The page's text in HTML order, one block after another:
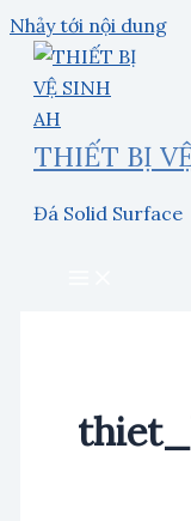
Nhảy tới nội dung
THIẾT BỊ
Đá Solid Surface